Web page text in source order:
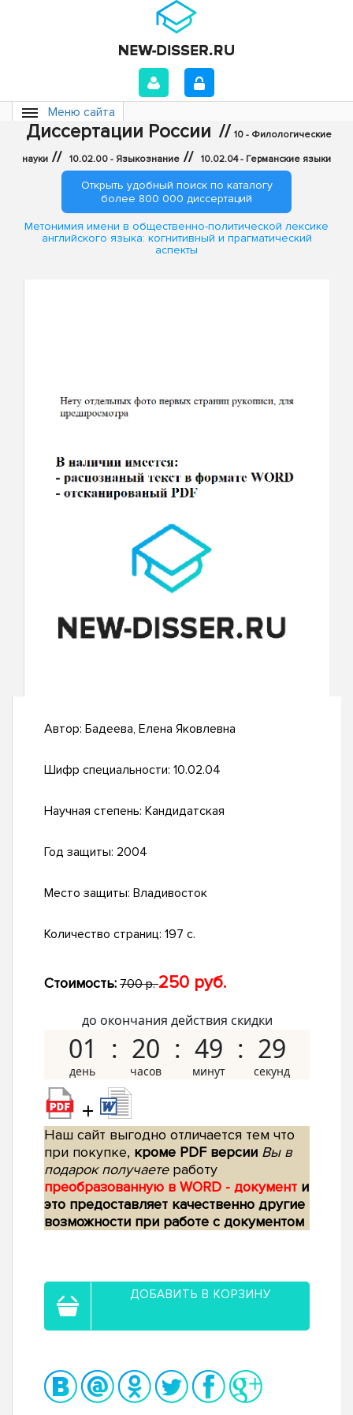
Меню сайта
Диссертации России // 10 - Филологические
науки // 10.02.00 - Языкознание // 10.02.04 - Германские языки
Открыть удобный поиск по каталогу
более 800 000 диссертаций
Метонимия имени в общественно-политической лексике
английского языка: когнитивный и прагматический
аспекты
Автор: Бадеева, Елена Яковлевна
Шифр специальности: 10.02.04
Научная степень: Кандидатская
Год защиты: 2004
Место защиты: Владивосток
Количество страниц: 197 с.
Стоимость: 700 р.250 руб.
до окончания действия скидки
01 20 49 28
+
Наш сайт выгодно отличается тем что
при покупке, кроме PDF версии Вы в
подарок получаетеработу
преобразованную в WORD - документ и
это предоставляет качественно другие
возможности при работе с документом
ДОБАВИТЬ В КОРЗИНУ